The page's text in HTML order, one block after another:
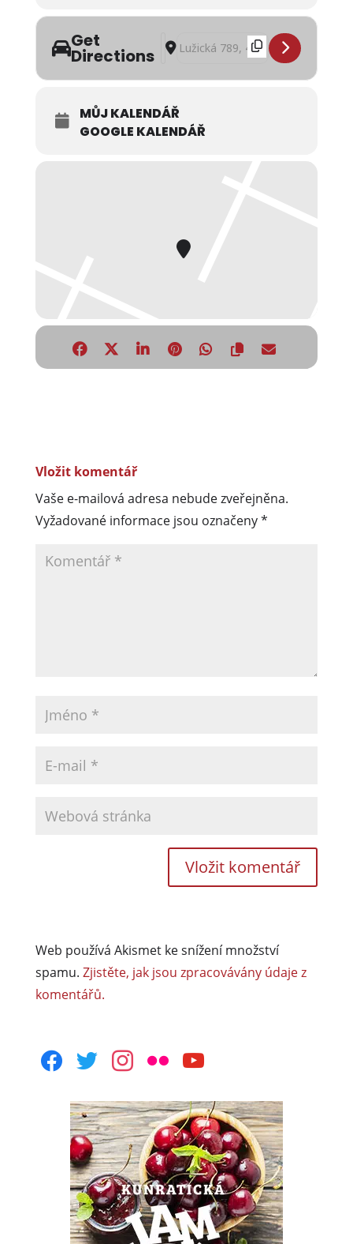
Get
Directions
Address - Polední menu na čtvrtek
Destination Address - Polední
MŮJ KALENDÁŘ
GOOGLE KALENDÁŘ
Vložit komentář
Vaše e-mailová adresa nebude zveřejněna.
Vyžadované informace jsou označeny*
Web používá Akismet ke snížení množství
spamu. Zjistěte, jak jsou zpracovávány údaje z
komentářů.
facebooktwitterinstagram
flickr youtube